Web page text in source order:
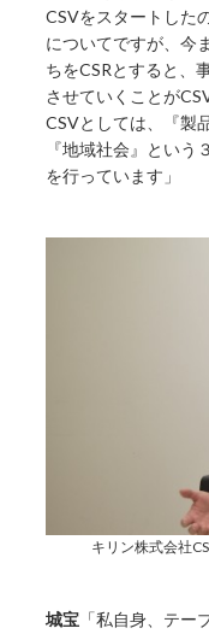
CSVをスタートした
についてですが、今
ちをCSRとすると、
させていくことが
CSVとしては、『製
『地域社会』とい
を行っています」
キリン株式会社
城宝 「私自身、テー